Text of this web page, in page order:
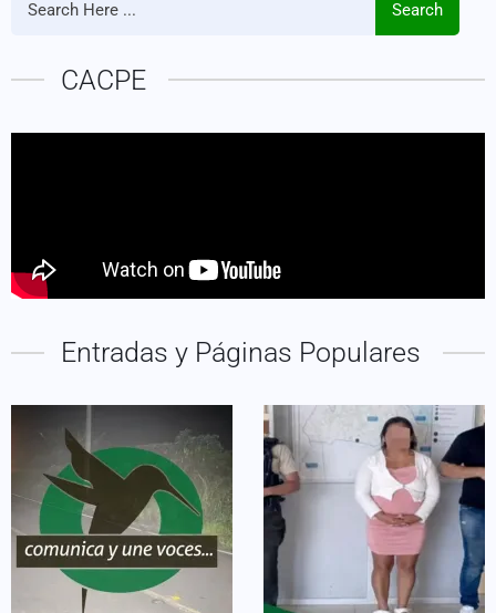
Search
CACPE
Entradas y Páginas Populares